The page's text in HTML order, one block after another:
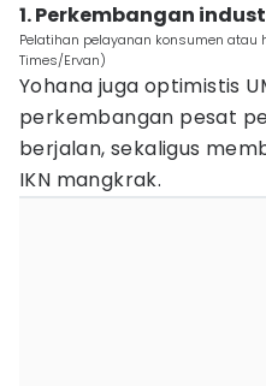
1. Perkembangan
Pelatihan pelayanan konsumen atau
Times/Ervan)
Yohana juga optimistis
perkembangan pesat
berjalan, sekaligus
IKN mangkrak.